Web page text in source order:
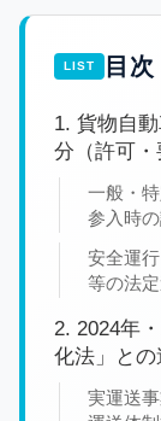
目次
1. 貨物自
分（許可・
一般・
参入時
安全運
等の法
2. 2024年
化法」との
実運送